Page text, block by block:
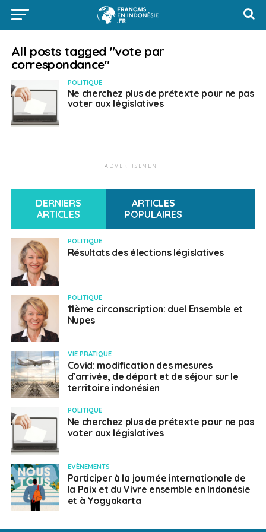
All posts tagged "vote par
correspondance"
POLITIQUE
Ne cherchez plus de prétexte pour ne pas
voter aux législatives
ADVERTISEMENT
DERNIERS
ARTICLES
ARTICLES
POPULAIRES
POLITIQUE
Résultats des élections législatives
POLITIQUE
11ème circonscription: duel Ensemble et
Nupes
VIE PRATIQUE
Covid: modification des mesures
d’arrivée, de départ et de séjour sur le
territoire indonésien
POLITIQUE
Ne cherchez plus de prétexte pour ne pas
voter aux législatives
EVÈNEMENTS
Participer à la journée internationale de
la Paix et du Vivre ensemble en Indonésie
et à Yogyakarta